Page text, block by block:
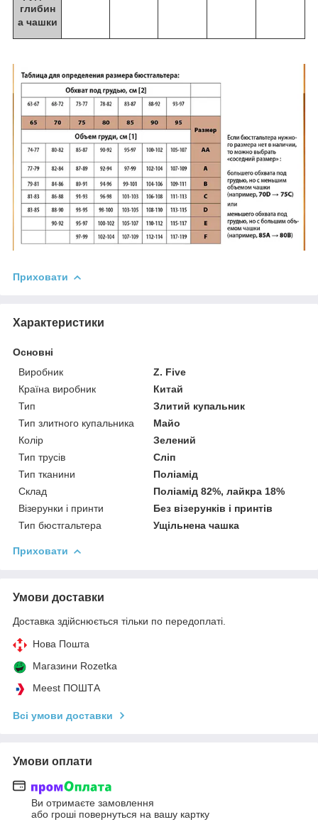
глибин
а чашки
Приховати
Характеристики
Основні
Виробник
Z. Five
Країна виробник
Китай
Тип
Злитий купальник
Тип злитного купальника
Майо
Колір
Зелений
Тип трусів
Сліп
Тип тканини
Поліамід
Склад
Поліамід 82%, лайкра 18%
Візерунки і принти
Без візерунків і принтів
Тип бюстгальтера
Ущільнена чашка
Приховати
Умови доставки
Доставка здійснюється тільки по передоплаті.
Нова Пошта
Магазини Rozetka
Meest ПОШТА
Всі умови доставки
Умови оплати
Ви отримаєте замовлення
або гроші повернуться на вашу картку